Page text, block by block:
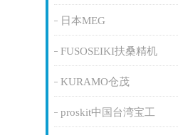
日本MEG
FUSOSEIKI扶桑精机
KURAMO仓茂
proskit中国台湾宝工